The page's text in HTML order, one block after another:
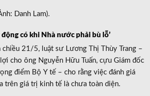
Danh Lam).
có khi Nhà nước phải bù lỗ’
chiều 21/5, luật sư Lương Thị Thùy Trang –
cho ông Nguyễn Hữu Tuấn, cựu Giám đốc
điểm Bộ Y tế – cho rằng việc đánh giá
trên giá trị kinh tế là chưa toàn diện.